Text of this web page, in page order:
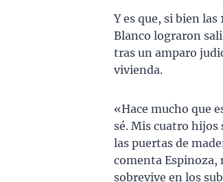
Y es que, si bien
Blanco lograron
tras un amparo
vivienda.
«Hace mucho que
sé. Mis cuatro hijos
las puertas de
comenta Espinoza,
sobrevive en los